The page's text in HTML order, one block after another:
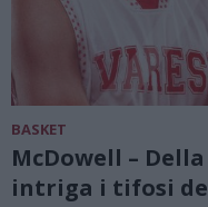
BASKET
McDowell –
intriga i tifosi